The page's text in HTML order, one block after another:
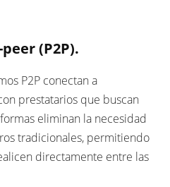
(P2P).
P2P conectan a
prestatarios que buscan
eliminan la necesidad
tradicionales, permitiendo
directamente entre las